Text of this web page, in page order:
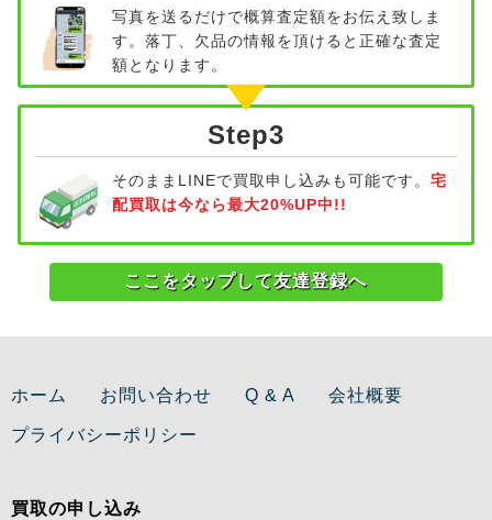
写真を送るだけで概算査定額をお伝え致しま
す。落丁、欠品の情報を頂けると正確な査定
額となります。
Step3
そのままLINEで買取申し込みも可能です。 宅
配買取は今なら最大20%UP中!!
ここをタップして友達登録へ
ホーム お問い合わせ Q & A 会社概要
プライバシーポリシー
買取の申し込み